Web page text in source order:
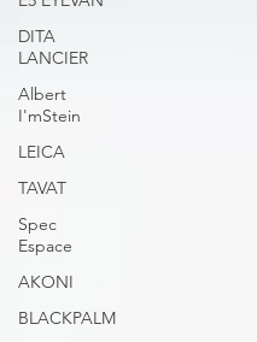
DITA
LANCIER
Albert
I'mStein
LEICA
TAVAT
Spec
Espace
AKONI
BLACKPALM